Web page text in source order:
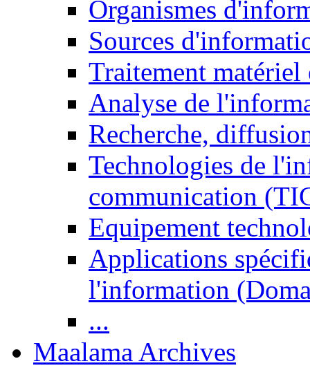
Organismes
Sources
Traitement matériel
Analyse de
Recherche,
Technologies de
communication
Equipement
Applications
l'information
...
Maalama Archives